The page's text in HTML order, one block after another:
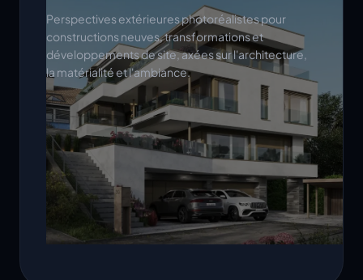
Perspectives extérieures photoréalistes pour
constructions neuves, transformations et
développements de site, axées sur l'architecture,
la matérialité et l'ambiance.